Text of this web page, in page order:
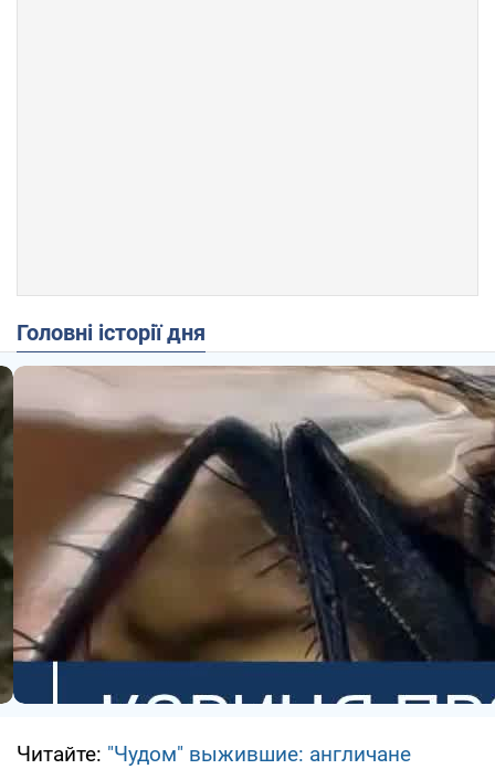
Головні історії дня
Читайте: "Чудом" выжившие: англичане